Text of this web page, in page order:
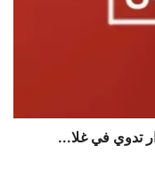
تدوي في غلا...